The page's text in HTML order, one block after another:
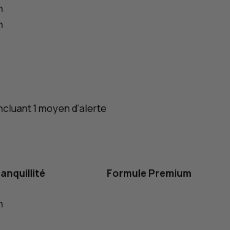
1 moyen d'alerte
Formule Premium